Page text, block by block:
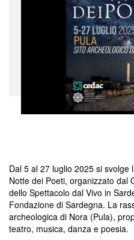
Dal 5 al 27 luglio 2025 si
Notte dei Poeti, organizzato dal
dello Spettacolo dal Vivo in
Fondazione di Sardegna. La
archeologica di Nora (Pula),
teatro, musica, danza e poesia.